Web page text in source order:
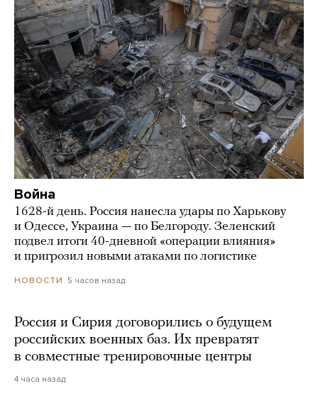
Война
1628-й день. Россия нанесла удары по Харькову
и Одессе, Украина — по Белгороду. Зеленский
подвел итоги 40-дневной «операции влияния»
и пригрозил новыми атаками по логистике
НОВОСТИ 5 часов назад
Россия и Сирия договорились о будущем
российских военных баз. Их превратят
в совместные тренировочные центры
4 часа назад